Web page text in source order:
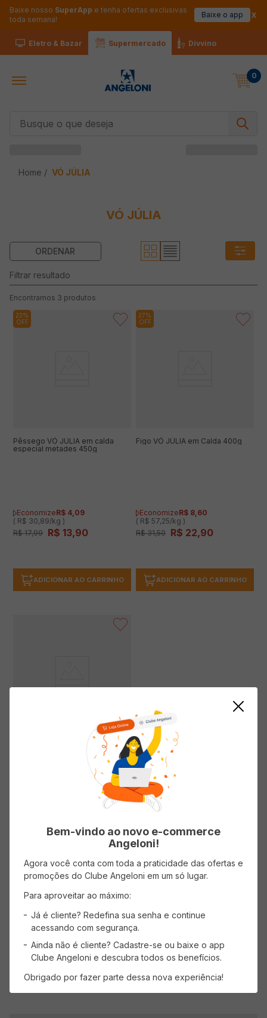
Baixe nosso SuperApp e tenha ofertas exclusivas
toda semana!
Baixe o app
Eletro & Bazar Supermercado Divvino
0
VÓ JÚLIA
VÓ JÚLIA
3 produtos
23%
OFF
Pêssego VÓ JÚLIA em calda
especial metades 450g
EconomizeR$ 4,09
( R$ 30,89/kg )
R$ 17,99 R$ 13,90
ADICIONAR AO CARRINHO
27%
OFF
Figo VÓ JÚLIA em Calda 400g
EconomizeR$ 8,60
( R$ 57,25/kg )
R$ 31,50 R$ 22,90
ADICIONAR AO CARRINHO
Abacaxi VÓ JÚLIA em calda 400g
39
ADICIONAR AO CARRINHO
Mostrando 1-3
1
Bem-vindo ao novo e-commerce
Angeloni!
Agora você conta com toda a praticidade das ofertas e
promoções do Clube Angeloni em um só lugar.
Para aproveitar ao máximo:
Já é cliente? Redefina sua senha e continue
acessando com segurança.
Ainda não é cliente? Cadastre-se ou baixe o app
Clube Angeloni e descubra todos os benefícios.
Obrigado por fazer parte dessa nova experiência!